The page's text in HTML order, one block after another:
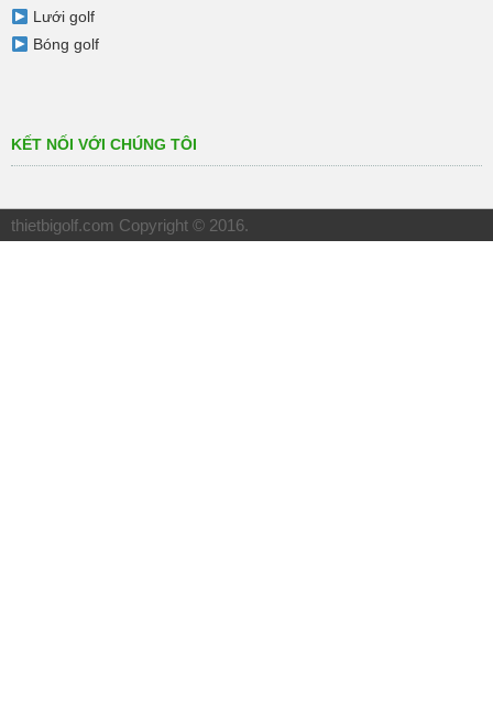
Lưới golf
Bóng golf
KẾT NỐI VỚI CHÚNG TÔI
thietbigolf.com Copyright © 2016.